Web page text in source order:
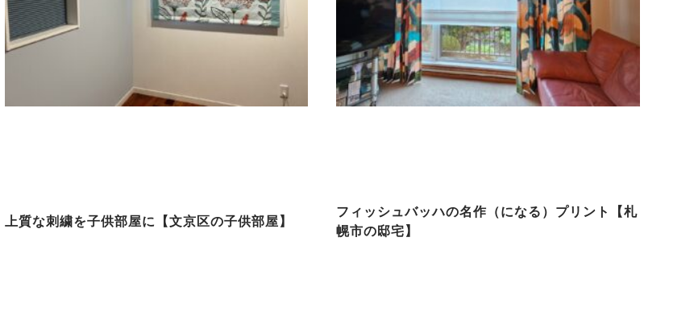
上質な刺繍を子供部屋に【文京区の子供部屋】
フィッシュバッハの名作（になる）プリント【札
幌市の邸宅】